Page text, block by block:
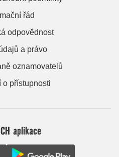
řád
odpovědnost
a právo
oznamovatelů
o přístupnosti
aplikace